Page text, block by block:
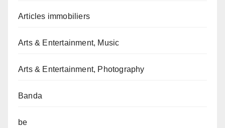
Articles immobiliers
Arts & Entertainment, Music
Arts & Entertainment, Photography
Banda
be